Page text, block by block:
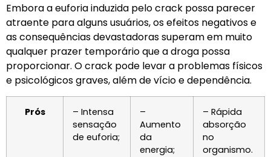
Embora a euforia induzida pelo crack possa parecer
atraente para alguns usuários, os efeitos negativos e
as consequências devastadoras superam em muito
qualquer prazer temporário que a droga possa
proporcionar. O crack pode levar a problemas físicos
e psicológicos graves, além de vício e dependência.
Prós
– Intensa
sensação
de euforia;
–
Aumento
da
energia;
– Rápida
absorção
no
organismo.